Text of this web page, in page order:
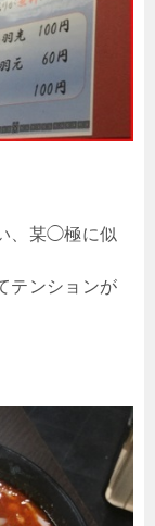
、某◯極に似
テンションが